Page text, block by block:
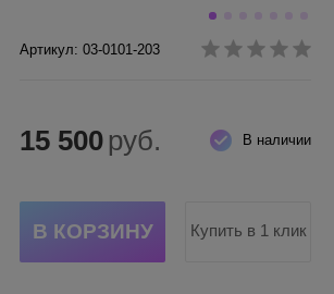
Артикул: 03-0101-203
В наличии
15 500 руб.
Купить в 1 клик